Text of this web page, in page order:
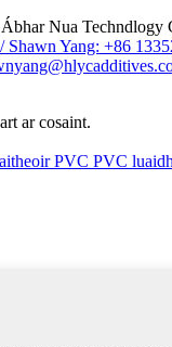
Nua Techndlogy
Shawn Yang: +86
ar cosaint.
PVC PVC